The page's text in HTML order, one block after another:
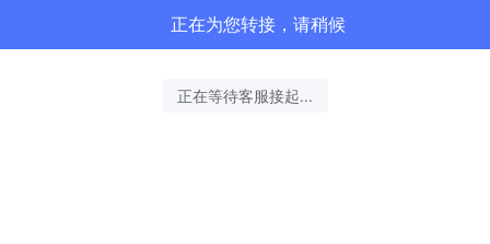
正在为您转接，请稍候
正在等待客服接起...